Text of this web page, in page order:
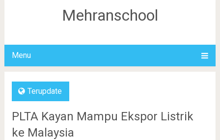
Mehranschool
Menu
Terupdate
PLTA Kayan Mampu Ekspor Listrik
ke Malaysia